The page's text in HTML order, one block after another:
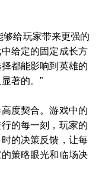
够给玩家带来更强的
给定的固定成长方
都能影响到英雄的
著的。”
度契合。游戏中的
的每一刻，玩家的
的决策反馈，让每
策略眼光和临场决